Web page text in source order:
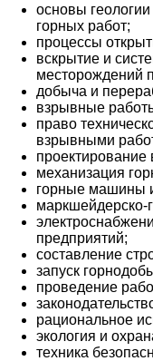
основы
горных работ;
процессы
вскрытие и
месторождений
добыча и
взрывные
право
взрывными
механизация
горные машины
маркшейдерско-
предприятий;
составление
запуск
проведение
рациональное
экология и
техника